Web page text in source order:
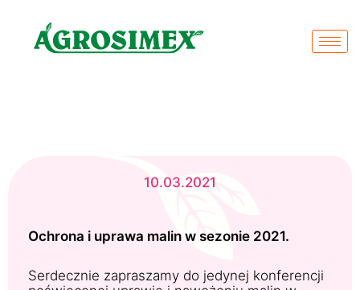
10.03.2021
Ochrona i uprawa malin w sezonie 2021.
Serdecznie zapraszamy do jedynej konferencji